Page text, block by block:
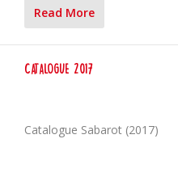
Read More
Catalogue 2017
Catalogue Sabarot (2017)